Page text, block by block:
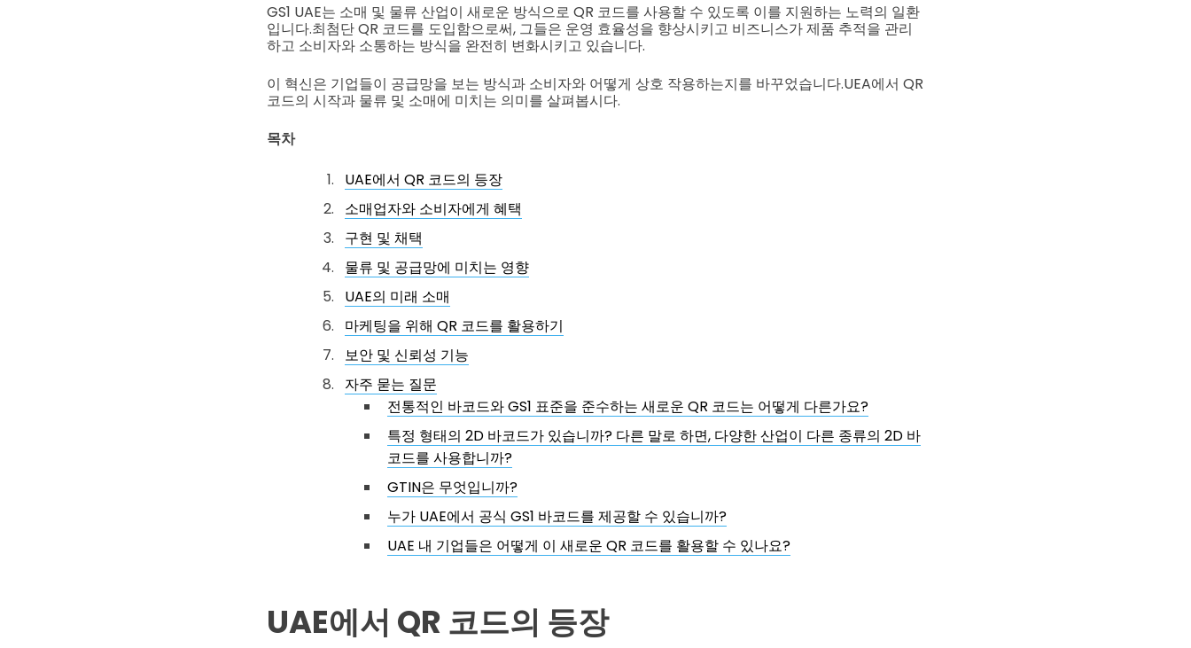
GS1 UAE는 소매 및 물류 산업이 새로운 방식으로 QR 코드를 사용할 수 있도록 이를 지원하는 노력의 일환
입니다.최첨단 QR 코드를 도입함으로써, 그들은 운영 효율성을 향상시키고 비즈니스가 제품 추적을 관리
하고 소비자와 소통하는 방식을 완전히 변화시키고 있습니다.
이 혁신은 기업들이 공급망을 보는 방식과 소비자와 어떻게 상호 작용하는지를 바꾸었습니다.UEA에서 QR
코드의 시작과 물류 및 소매에 미치는 의미를 살펴봅시다.
목차
UAE에서 QR 코드의 등장
소매업자와 소비자에게 혜택
구현 및 채택
물류 및 공급망에 미치는 영향
UAE의 미래 소매
마케팅을 위해 QR 코드를 활용하기
보안 및 신뢰성 기능
자주 묻는 질문
전통적인 바코드와 GS1 표준을 준수하는 새로운 QR 코드는 어떻게 다른가요?
특정 형태의 2D 바코드가 있습니까? 다른 말로 하면, 다양한 산업이 다른 종류의 2D 바
코드를 사용합니까?
GTIN은 무엇입니까?
누가 UAE에서 공식 GS1 바코드를 제공할 수 있습니까?
UAE 내 기업들은 어떻게 이 새로운 QR 코드를 활용할 수 있나요?
UAE에서 QR 코드의 등장